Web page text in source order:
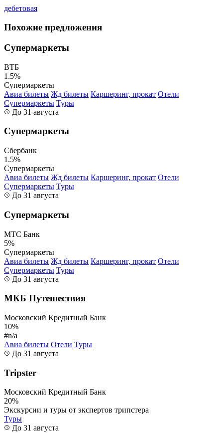
дебетовая
Похожие предложения
Супермаркеты
ВТБ
1.5%
Супермаркеты
Авиа билеты Жд билеты Каршеринг, прокат Отели
Супермаркеты Туры
До 31 августа
Супермаркеты
Сбербанк
1.5%
Супермаркеты
Авиа билеты Жд билеты Каршеринг, прокат Отели
Супермаркеты Туры
До 31 августа
Супермаркеты
МТС Банк
5%
Супермаркеты
Авиа билеты Жд билеты Каршеринг, прокат Отели
Супермаркеты Туры
До 31 августа
МКБ Путешествия
Московский Кредитный Банк
10%
#n/a
Авиа билеты Отели Туры
До 31 августа
Tripster
Московский Кредитный Банк
20%
Экскурсии и туры от экспертов трипстера
Туры
До 31 августа